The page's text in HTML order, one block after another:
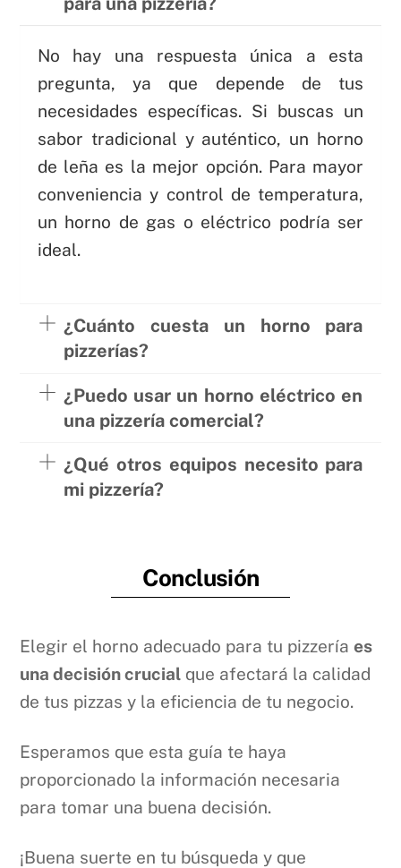
No hay una respuesta única a esta
pregunta, ya que depende de tus
necesidades específicas. Si buscas un
sabor tradicional y auténtico, un horno
de leña es la mejor opción. Para mayor
conveniencia y control de temperatura,
un horno de gas o eléctrico podría ser
ideal.
¿Cuánto cuesta un horno para
pizzerías?
¿Puedo usar un horno eléctrico en
una pizzería comercial?
¿Qué otros equipos necesito para
mi pizzería?
Conclusión
Elegir el horno adecuado para tu pizzeríaes
una decisión crucial que afectará la calidad
de tus pizzas y la eficiencia de tu negocio.
Esperamos que esta guía te haya
proporcionado la información necesaria
para tomar una buena decisión.
¡Buena suerte en tu búsqueda y que